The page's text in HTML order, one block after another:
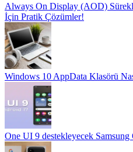
Always On Display (AOD)
İçin Pratik Çözümler!
Windows 10 AppData Klasörü
One UI 9 destekleyecek Samsung